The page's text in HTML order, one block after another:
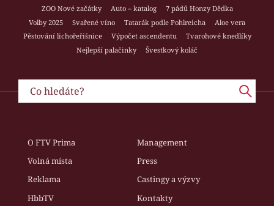
ZOO Nové začátky
Auto – katalog
7 pádů Honzy Dědka
Volby 2025
Svařené víno Tatarák podle Pohlreicha
Aloe vera
Pěstování lichořeřišnice
Výpočet ascendentu
Tvarohové knedlíky
Nejlepší palačinky
Švestkový koláč
O FTV Prima
Management
Volná místa
Press
Reklama
Castingy a výzvy
HbbTV
Kontakty